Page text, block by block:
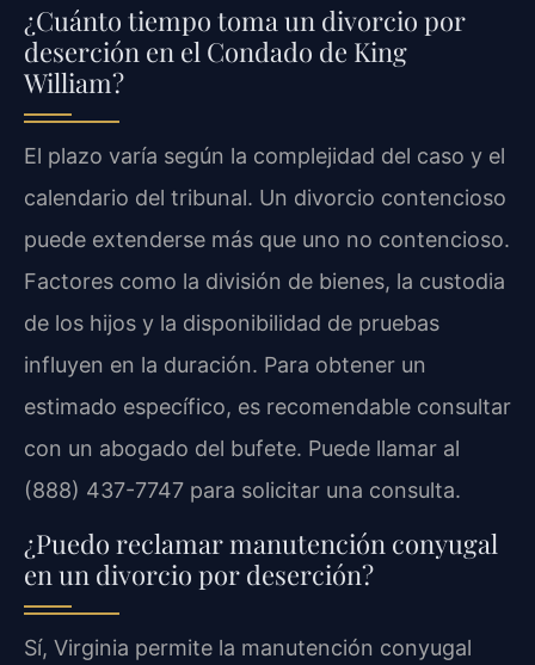
¿Cuánto tiempo toma un divorcio por
deserción en el Condado de King
William?
El plazo varía según la complejidad del caso y el
calendario del tribunal. Un divorcio contencioso
puede extenderse más que uno no contencioso.
Factores como la división de bienes, la custodia
de los hijos y la disponibilidad de pruebas
influyen en la duración. Para obtener un
estimado específico, es recomendable consultar
con un abogado del bufete. Puede llamar al
(888) 437-7747 para solicitar una consulta.
¿Puedo reclamar manutención conyugal
en un divorcio por deserción?
Sí, Virginia permite la manutención conyugal